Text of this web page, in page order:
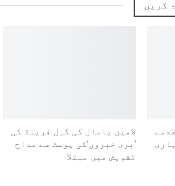
کریں
لامین یامال کی گرل فرینڈ کی
’بری خبروں‘کی پوسٹ سے مداح
تشویش میں مبتلا